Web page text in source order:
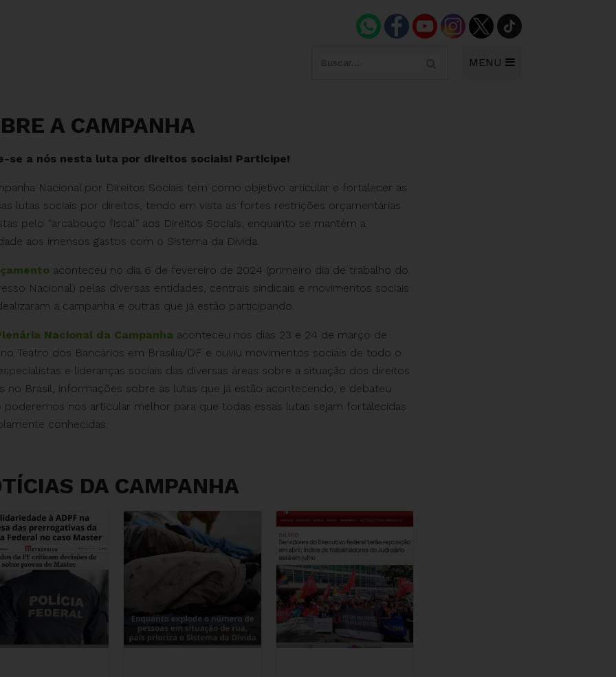
MENU
A CAMPANHA
se a nós nesta luta por direitos sociais! Participe!
Nacional por Direitos Sociais tem como objetivo articular e fortalecer as
lutas sociais por direitos, tendo em vista as fortes restrições orçamentárias
pelo “arcabouço fiscal” aos Direitos Sociais, enquanto se mantém a
aos imensos gastos com o Sistema da Dívida.
aconteceu no dia 6 de fevereiro de 2024 (primeiro dia de trabalho do
Nacional) pelas diversas entidades, centrais sindicais e movimentos sociais
a campanha e outras que já estão participando.
Nacional da Campanha aconteceu nos dias 23 e 24 de março de
Teatro dos Bancários em Brasília/DF e ouviu movimentos sociais de todo o
e lideranças sociais das diversas áreas sobre a situação dos direitos
no Brasil, informações sobre as lutas que já estão acontecendo, e debateu
poderemos nos articular melhor para que todas essas lutas sejam fortalecidas
conhecidas.
DA CAMPANHA